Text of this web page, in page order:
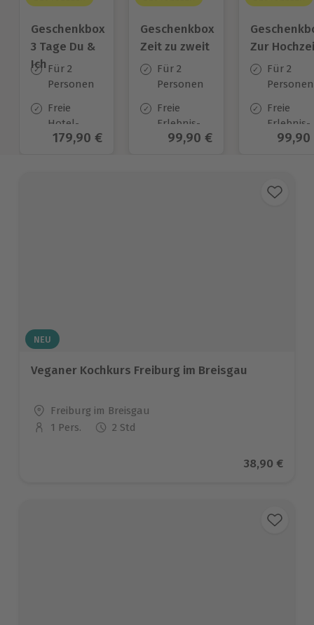
Geschenkbox
3 Tage Du &
Ich Für 2
Personen
Freie
Hotel-
Auswahl
Aktueller Preis
179,90 €
Geschenkbox
Zeit zu zweit
Für 2
Personen
Freie
Erlebnis-
Auswahl
Aktueller Preis
99,90 €
Zur
Für 2
Personen
Freie
Erlebnis-
Auswahl
99,90
NEU
Veganer Kochkurs Freiburg im Breisgau
Standort
Freiburg im Breisgau
Anzahl der Teilnehmer
1 Pers. 2 Std
Aktueller
38,90 €